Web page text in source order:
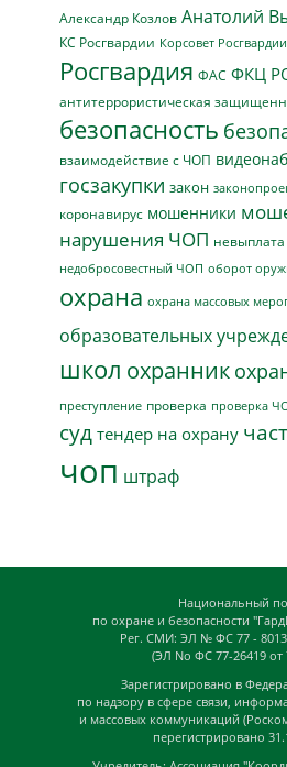
Александр Козлов Анатолий
КС Росгвардии Корсовет Росгвардии
Росгвардия ФАС ФКЦ
антитеррористическая
безопасность
взаимодействие с ЧОП
госзакупки закон
коронавирус мошенники
нарушения ЧОП
недобросовестный ЧОП оборот
охрана охрана массовых
образовательных
школ охранник
преступление проверка проверка
суд тендер на охрану
чоп штраф
Национальный
по охране и безопасности
Рег. СМИ: ЭЛ № ФС 77 -
(ЭЛ No ФС 77-26419 от
Зарегистрировано в
по надзору в сфере связи,
и массовых коммуникаций
перегистрировано